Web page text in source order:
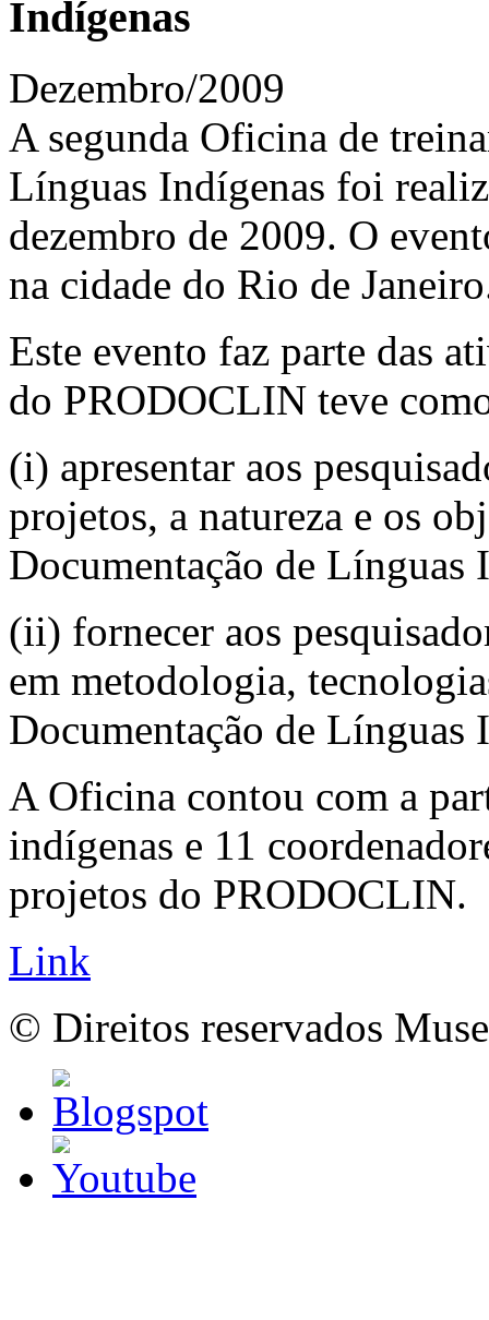
Indígenas
Dezembro/2009
A segunda Oficina de
Línguas Indígenas foi
dezembro de 2009. O
na cidade do Rio de
Este evento faz parte das
do PRODOCLIN teve
(i) apresentar aos
projetos, a natureza e os
Documentação de Línguas
(ii) fornecer aos
em metodologia,
Documentação de Línguas
A Oficina contou com a
indígenas e 11
projetos do PRODOCLIN.
Link
© Direitos reservados